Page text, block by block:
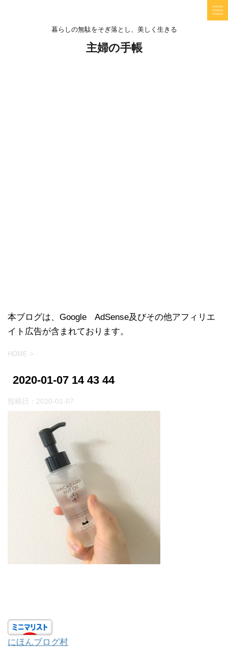
暮らしの無駄をそぎ落とし、美しく生きる
主婦の手帳
本ブログは、Google AdSense及びその他アフィリエ
イト広告が含まれております。
HOME >
2020-01-07 14 43 44
投稿日： 2020-01-07
にほんブログ村